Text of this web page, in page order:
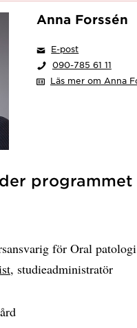
Anna Forssén
E-post
090-785 61 11
Läs mer om Anna
programmet
för Oral
, studieadministratör